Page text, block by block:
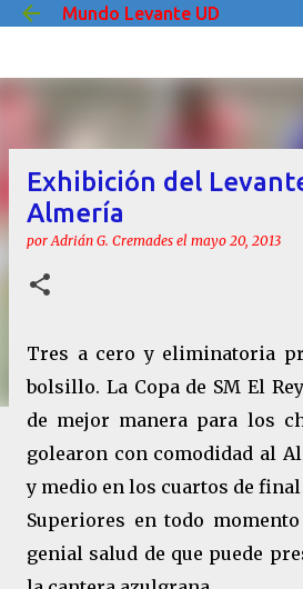
Ir al contenido
Mundo Levante UD
Exhibición del
Almería
porAdrián G. Cremades el mayo 20, 2013
Tres a cero y eliminatoria
bolsillo. La Copa de SM El
de mejor manera para los
golearon con comodidad al
y medio en los cuartos de
Superiores en todo
genial salud de que puede